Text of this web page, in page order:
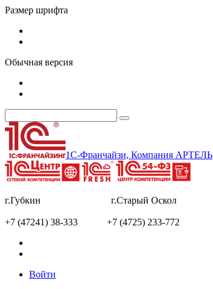
Размер шрифта
Обычная версия
1С-Франчайзи, Компания АРТЕЛЬ
г.Губкин г.Старый Оскол
+7 (47241) 38-333 +7 (4725) 233-772
Войти